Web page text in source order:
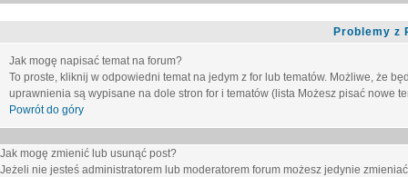
Problemy z
Jak mogę napisać temat na forum?
To proste, kliknij w odpowiedni temat na jedym z for lub tematów. Możliwe, że
uprawnienia są wypisane na dole stron for i tematów (lista Możesz pisać nowe
Powrót do góry
Jak mogę zmienić lub usunąć post?
Jeżeli nie jesteś administratorem lub moderatorem forum możesz jedynie